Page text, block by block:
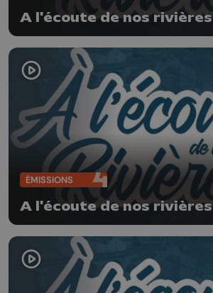
A l'écoute de nos rivières
ÉMISSIONS
A l'écoute de nos rivières